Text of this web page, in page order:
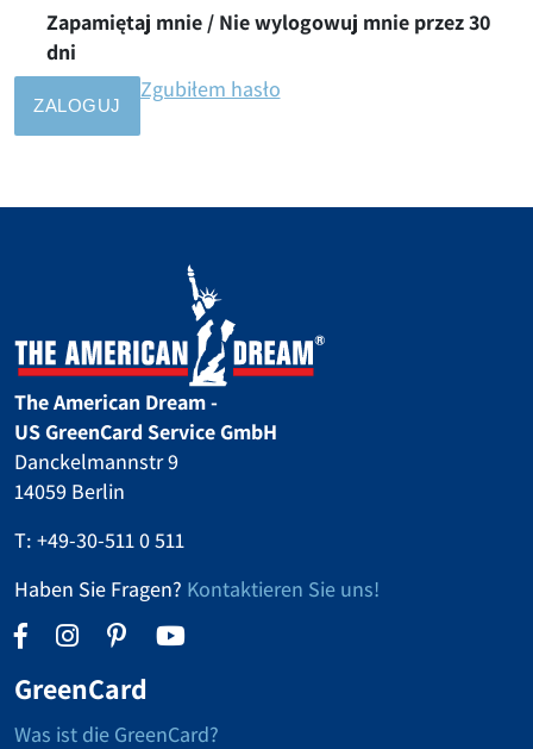
Zapamiętaj mnie / Nie wylogowuj mnie przez 30
dni
Zgubiłem hasło
The American Dream -
US GreenCard Service GmbH
Danckelmannstr 9
14059 Berlin
T: +49-30-511 0 511
Haben Sie Fragen? Kontaktieren Sie uns!
GreenCard
Was ist die GreenCard?